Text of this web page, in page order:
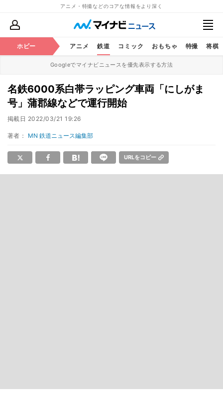
アニメ・特撮などのコアな情報をより深く
ホビー アニメ 鉄道 コミック おもちゃ 特撮 将棋
Googleでマイナビニュースを優先表示する方法
名鉄6000系白帯ラッピング車両「にしがま
号」蒲郡線などで運行開始
掲載日 2022/03/21 19:26
著者： MN 鉄道ニュース編集部
URLをコピー